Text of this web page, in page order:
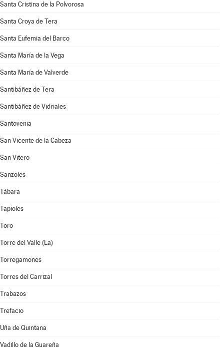
Santa Cristina de la Polvorosa
Santa Croya de Tera
Santa Eufemia del Barco
Santa María de la Vega
Santa María de Valverde
Santibáñez de Tera
Santibáñez de Vidriales
Santovenia
San Vicente de la Cabeza
San Vitero
Sanzoles
Tábara
Tapioles
Toro
Torre del Valle (La)
Torregamones
Torres del Carrizal
Trabazos
Trefacio
Uña de Quintana
Vadillo de la Guareña